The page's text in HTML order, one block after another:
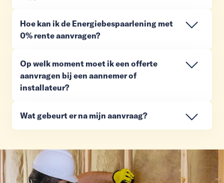
Hoe kan ik de Energiebespaarlening met
0% rente aanvragen?
Op welk moment moet ik een offerte
aanvragen bij een aannemer of
installateur?
Wat gebeurt er na mijn aanvraag?